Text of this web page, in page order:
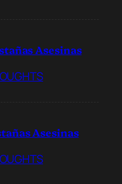
Asesinas
Asesinas